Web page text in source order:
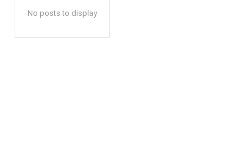
No posts to display